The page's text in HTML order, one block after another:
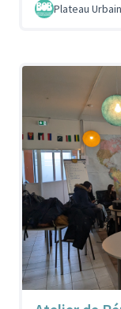
Plateau Urbain